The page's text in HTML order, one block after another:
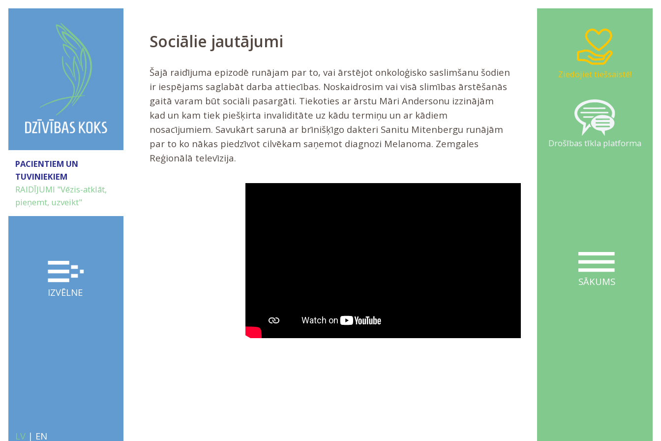
Ziedojiet tiešsaistē!
Drošības tīkla platforma
SĀKUMS
PACIENTIEM UN
TUVINIEKIEM
RAIDĪJUMI "Vēzis-atklāt,
pieņemt, uzveikt"
IZVĒLNE
LV| EN
Sociālie jautājumi
Šajā raidījuma epizodē runājam par to, vai ārstējot onkoloģisko saslimšanu šodien
ir iespējams saglabāt darba attiecības. Noskaidrosim vai visā slimības ārstēšanās
gaitā varam būt sociāli pasargāti. Tiekoties ar ārstu Māri Andersonu izzinājām
kad un kam tiek piešķirta invaliditāte uz kādu termiņu un ar kādiem
nosacījumiem. Savukārt sarunā ar brīnišķīgo dakteri Sanitu Mitenbergu runājām
par to ko nākas piedzīvot cilvēkam saņemot diagnozi Melanoma. Zemgales
Reģionālā televīzija.